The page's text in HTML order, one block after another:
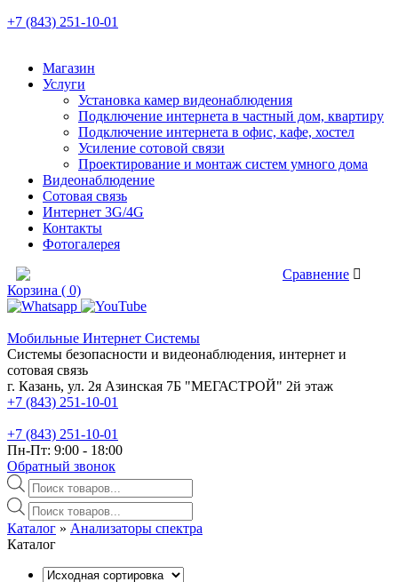
+7 (843) 251-10-01
Магазин
Услуги
Установка камер видеонаблюдения
Подключение интернета в частный дом, квартиру
Подключение интернета в офис, кафе, хостел
Усиление сотовой связи
Проектирование и монтаж систем умного дома
Видеонаблюдение
Сотовая связь
Интернет 3G/4G
Контакты
Фотогалерея
Сравнение
Корзина ( 0)
Мобильные Интернет Системы
Системы безопасности и видеонаблюдения, интернет и
сотовая связь
г. Казань, ул. 2я Азинская 7Б "МЕГАСТРОЙ" 2й этаж
+7 (843) 251-10-01
+7 (843) 251-10-01
Пн-Пт: 9:00 - 18:00
Обратный звонок
Поиск
товаров
Поиск
товаров
Каталог »‎ Анализаторы спектра
Каталог